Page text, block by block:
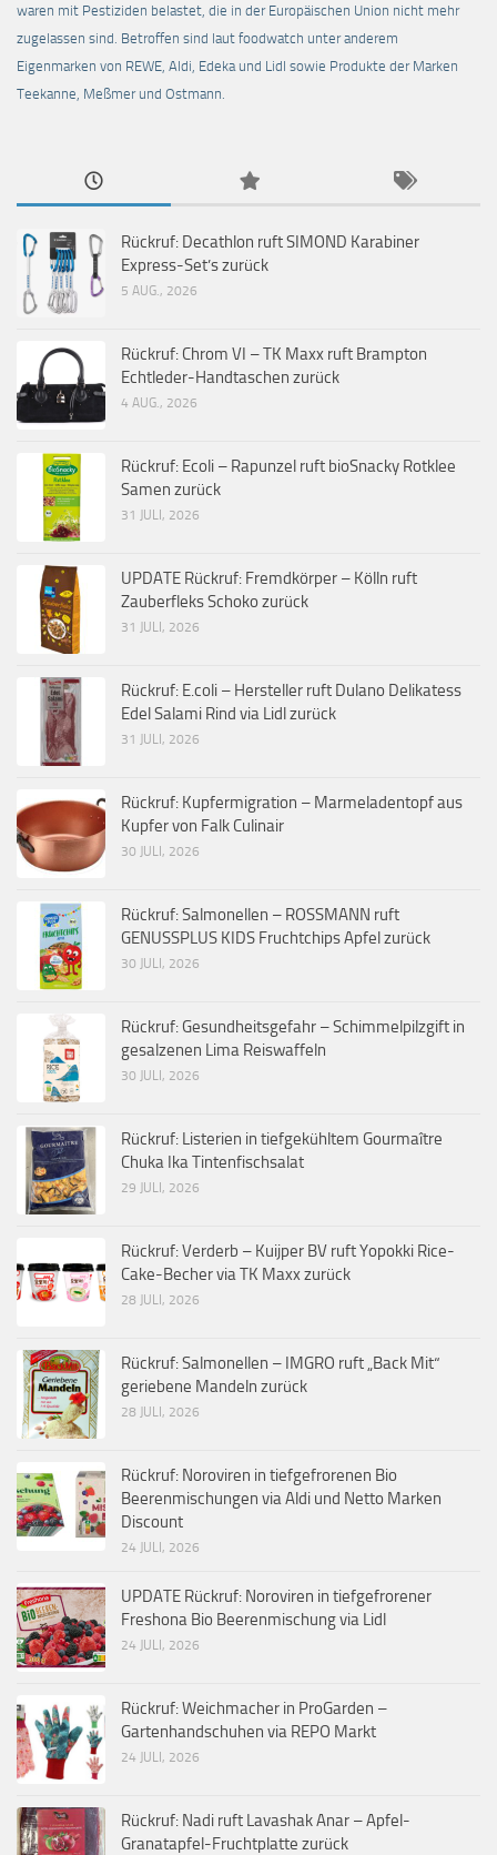
waren mit Pestiziden belastet, die in der Europäischen Union nicht mehr
zugelassen sind. Betroffen sind laut foodwatch unter anderem
Eigenmarken von REWE, Aldi, Edeka und Lidl sowie Produkte der Marken
Teekanne, Meßmer und Ostmann.
Rückruf: Decathlon ruft SIMOND Karabiner
Express-Set’s zurück
5 AUG., 2026
Rückruf: Chrom VI – TK Maxx ruft Brampton
Echtleder-Handtaschen zurück
4 AUG., 2026
Rückruf: Ecoli – Rapunzel ruft bioSnacky Rotklee
Samen zurück
31 JULI, 2026
UPDATE Rückruf: Fremdkörper – Kölln ruft
Zauberfleks Schoko zurück
31 JULI, 2026
Rückruf: E.coli – Hersteller ruft Dulano Delikatess
Edel Salami Rind via Lidl zurück
31 JULI, 2026
Rückruf: Kupfermigration – Marmeladentopf aus
Kupfer von Falk Culinair
30 JULI, 2026
Rückruf: Salmonellen – ROSSMANN ruft
GENUSSPLUS KIDS Fruchtchips Apfel zurück
30 JULI, 2026
Rückruf: Gesundheitsgefahr – Schimmelpilzgift in
gesalzenen Lima Reiswaffeln
30 JULI, 2026
Rückruf: Listerien in tiefgekühltem Gourmaître
Chuka Ika Tintenfischsalat
29 JULI, 2026
Rückruf: Verderb – Kuijper BV ruft Yopokki Rice-
Cake-Becher via TK Maxx zurück
28 JULI, 2026
Rückruf: Salmonellen – IMGRO ruft „Back Mit“
geriebene Mandeln zurück
28 JULI, 2026
Rückruf: Noroviren in tiefgefrorenen Bio
Beerenmischungen via Aldi und Netto Marken
Discount
24 JULI, 2026
UPDATE Rückruf: Noroviren in tiefgefrorener
Freshona Bio Beerenmischung via Lidl
24 JULI, 2026
Rückruf: Weichmacher in ProGarden –
Gartenhandschuhen via REPO Markt
24 JULI, 2026
Rückruf: Nadi ruft Lavashak Anar – Apfel-
Granatapfel-Fruchtplatte zurück